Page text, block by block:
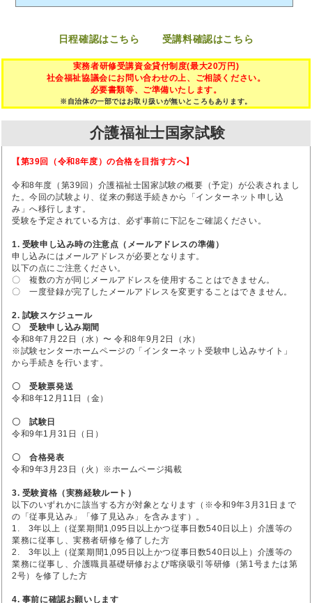
日程確認はこちら 受講料確認はこちら
実務者研修受講資金貸付制度(最大20万円)
社会福祉協議会にお問い合わせの上、ご相談ください。
必要書類等、ご準備いたします。
※自治体の一部ではお取り扱いが無いところもあります。
介護福祉士国家試験
【第39回（令和8年度）の合格を目指す方へ】
令和8年度（第39回）介護福祉士国家試験の概要（予定）が公表されまし
た。今回の試験より、従来の郵送手続きから「インターネット申し込
み」へ移行します。
受験を予定されている方は、必ず事前に下記をご確認ください。
1. 受験申し込み時の注意点（メールアドレスの準備）
申し込みにはメールアドレスが必要となります。
以下の点にご注意ください。
〇 複数の方が同じメールアドレスを使用することはできません。
〇 一度登録が完了したメールアドレスを変更することはできません。
2. 試験スケジュール
〇 受験申し込み期間
令和8年7月22日（水）〜 令和8年9月2日（水）
※試験センターホームページの「インターネット受験申し込みサイト」
から手続きを行います。
〇 受験票発送
令和8年12月11日（金）
〇 試験日
令和9年1月31日（日）
〇 合格発表
令和9年3月23日（火）※ホームページ掲載
3. 受験資格（実務経験ルート）
以下のいずれかに該当する方が対象となります（※令和9年3月31日まで
の「従事見込み」「修了見込み」を含みます）。
1. 3年以上（従業期間1,095日以上かつ従事日数540日以上）介護等の
業務に従事し、実務者研修を修了した方
2. 3年以上（従業期間1,095日以上かつ従事日数540日以上）介護等の
業務に従事し、介護職員基礎研修および喀痰吸引等研修（第1号または第
2号）を修了した方
4. 事前に確認お願いします